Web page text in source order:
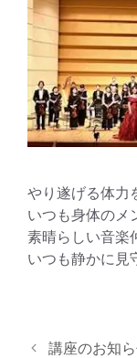
やり遂げる体力
いつも身体のメ
素晴らしい音楽
いつも静かに見
講座のお知